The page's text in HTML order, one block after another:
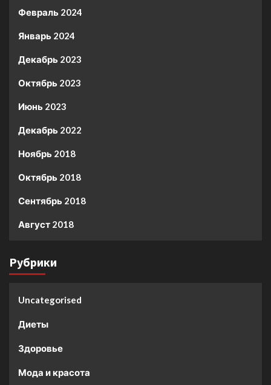
Февраль 2024
Январь 2024
Декабрь 2023
Октябрь 2023
Июнь 2023
Декабрь 2022
Ноябрь 2018
Октябрь 2018
Сентябрь 2018
Август 2018
Рубрики
Uncategorised
Диеты
Здоровье
Мода и красота